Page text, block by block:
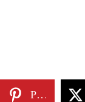
Pinterest